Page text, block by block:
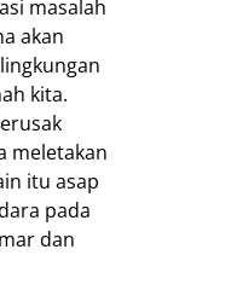
masalah
akan
kita.
meletakan
itu asap
pada
dan